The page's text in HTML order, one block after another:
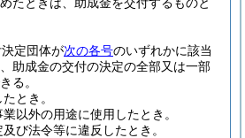
定団体が次の各号のいずれかに該当
助成金の交付の決定の全部又は一部
る。
とき。
以外の用途に使用したとき。
び法令等に違反したとき。